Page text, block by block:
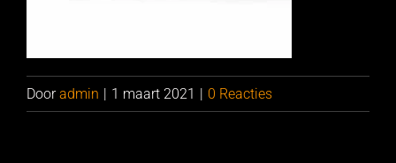
Dooradmin 1 maart 2021 0 Reacties